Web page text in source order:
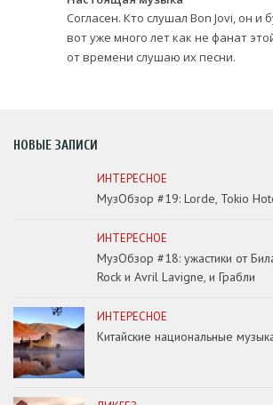
Согласен. Кто слушал Bon Jovi, он и
вот уже много лет как не фанат
от времени слушаю их песни.
НОВЫЕ ЗАПИСИ
ИНТЕРЕСНОЕ
МузОбзор #19: Lorde, Tokio
ИНТЕРЕСНОЕ
МузОбзор #18: ужастики от
Rock и Avril Lavigne, и Грабли
ИНТЕРЕСНОЕ
Китайские национальные